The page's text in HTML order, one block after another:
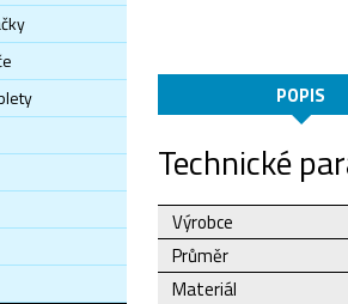
POPIS
Technické
Výrobce
Průměr
Materiál